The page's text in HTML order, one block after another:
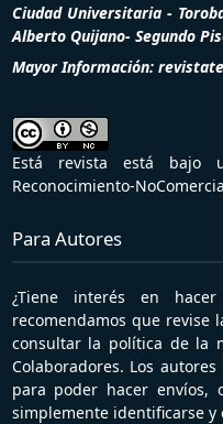
Ciudad Universitaria -
Alberto Quijano- Segundo
Mayor Información:
Está revista está bajo
Reconocimiento-
Para Autores
¿Tiene interés en
recomendamos que revise
consultar la política de la
Colaboradores. Los autores
para poder hacer envíos,
simplemente identificarsey